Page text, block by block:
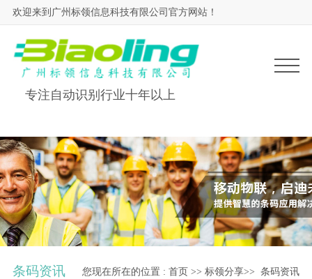
欢迎来到广州标领信息科技有限公司官方网站！
专注自动识别行业十年以上
条码资讯 您现在所在的位置 :首页 >>标领分享>>条码资讯